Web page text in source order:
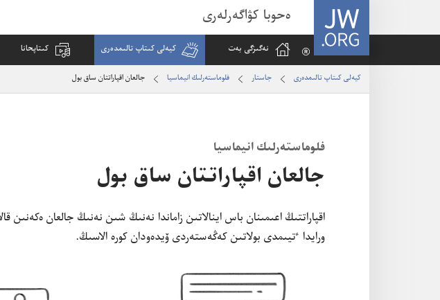
JW.ORG ەحوبا كۋاگەرلەرى
نە‌گىزگى بە‌ت كيە‌لى كىتاپ تالىمدە‌رى كىتاپحانا
كيە‌لى كىتاپ تالىمدە‌رى جاستار فلوماستە‌رلىك انيماسيا جالعان اقپاراتتان ساق بول
فلوماستە‌رلىك انيماسيا
جالعان اقپاراتتان ساق بول
اقپاراتتىڭ اعىمىنان باس اينالاتىن زاماندا نە‌نىڭ شىن نە‌نىڭ جالعان ە‌كە‌نىن
ورايدا ٴ‌تيىمدى بولاتىن كە‌ڭە‌ستە‌ردى ۆيدە‌ودان كورە الاسىڭ.‏